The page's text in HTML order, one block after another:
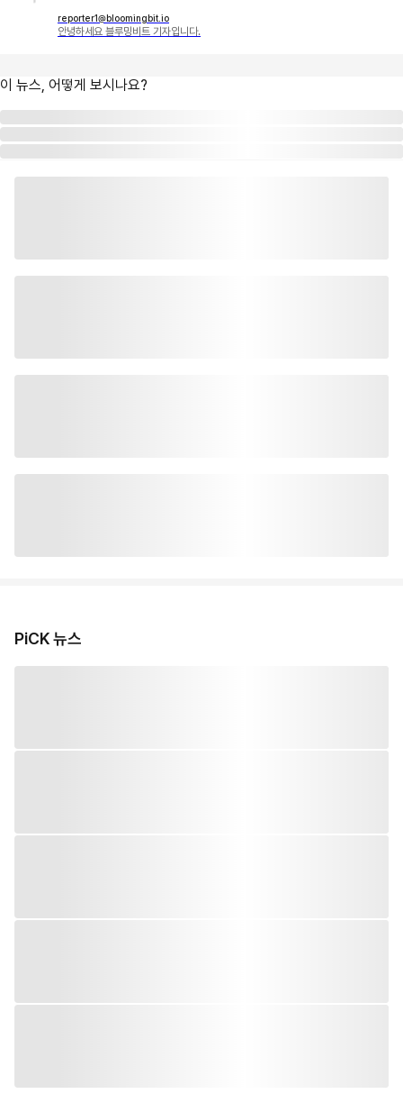
reporter1@bloomingbit.io
안녕하세요 블루밍비트 기자입니다.
이 뉴스, 어떻게 보시나요?
PiCK 뉴스